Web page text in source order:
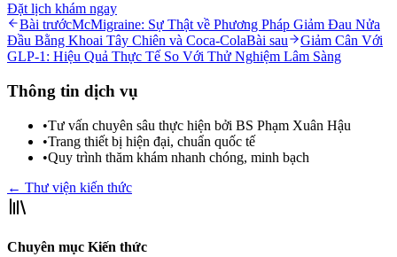
Đặt lịch khám ngay
Bài trướcMcMigraine: Sự Thật về Phương Pháp Giảm Đau Nửa
Đầu Bằng Khoai Tây Chiên và Coca-ColaBài sau
Giảm Cân Với
GLP-1: Hiệu Quả Thực Tế So Với Thử Nghiệm Lâm Sàng
Thông tin dịch vụ
•Tư vấn chuyên sâu thực hiện bởi BS Phạm Xuân Hậu
•Trang thiết bị hiện đại, chuẩn quốc tế
•Quy trình thăm khám nhanh chóng, minh bạch
← Thư viện kiến thức
Chuyên mục Kiến thức